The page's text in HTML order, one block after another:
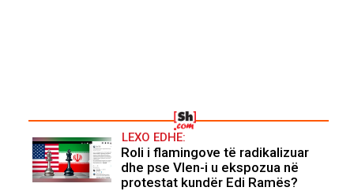
LEXO EDHE:
Roli i flamingove të radikalizuar
dhe pse Vlen-i u ekspozua në
protestat kundër Edi Ramës?